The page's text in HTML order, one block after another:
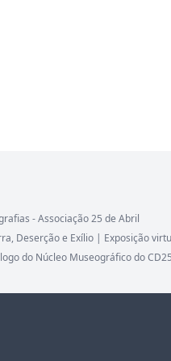
- Associação 25 de Abril
Deserção e Exílio | Exposição
do Núcleo Museográfico do